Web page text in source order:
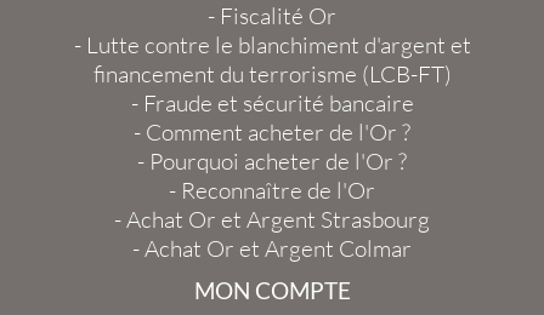
- Fiscalité Or
- Lutte contre le blanchiment d'argent et
financement du terrorisme (LCB-FT)
- Fraude et sécurité bancaire
- Comment acheter de l'Or ?
- Pourquoi acheter de l'Or ?
- Reconnaître de l'Or
-Achat Or et Argent Strasbourg
-Achat Or et Argent Colmar
MON COMPTE